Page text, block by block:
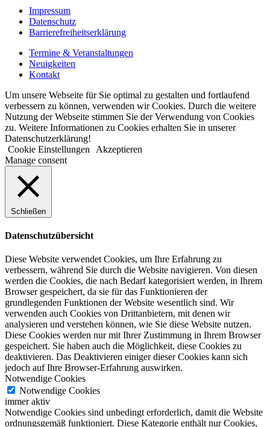
Impressum
Datenschutz
Barrierefreiheitserklärung
Termine & Veranstaltungen
Neuigkeiten
Kontakt
Um unsere Webseite für Sie optimal zu gestalten und fortlaufend
verbessern zu können, verwenden wir Cookies. Durch die weitere
Nutzung der Webseite stimmen Sie der Verwendung von Cookies
zu. Weitere Informationen zu Cookies erhalten Sie in unserer
Datenschutzerklärung!
Cookie Einstellungen
Akzeptieren
Manage consent
Schließen
Datenschutzübersicht
Diese Website verwendet Cookies, um Ihre Erfahrung zu
verbessern, während Sie durch die Website navigieren. Von diesen
werden die Cookies, die nach Bedarf kategorisiert werden, in Ihrem
Browser gespeichert, da sie für das Funktionieren der
grundlegenden Funktionen der Website wesentlich sind. Wir
verwenden auch Cookies von Drittanbietern, mit denen wir
analysieren und verstehen können, wie Sie diese Website nutzen.
Diese Cookies werden nur mit Ihrer Zustimmung in Ihrem Browser
gespeichert. Sie haben auch die Möglichkeit, diese Cookies zu
deaktivieren. Das Deaktivieren einiger dieser Cookies kann sich
jedoch auf Ihre Browser-Erfahrung auswirken.
Notwendige Cookies
Notwendige Cookies
immer aktiv
Notwendige Cookies sind unbedingt erforderlich, damit die Website
ordnungsgemäß funktioniert. Diese Kategorie enthält nur Cookies,